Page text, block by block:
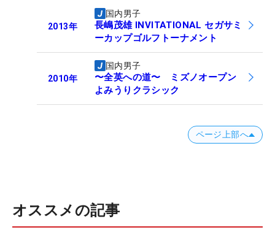
2013年
国内男子
長嶋茂雄 INVITATIONAL セガサミ
ーカップゴルフトーナメント
2010年
国内男子
〜全英への道〜 ミズノオープン
よみうりクラシック
ページ上部へ
オススメの記事